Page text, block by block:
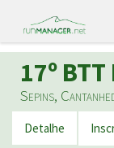
17º
Sepins,
Detalhe